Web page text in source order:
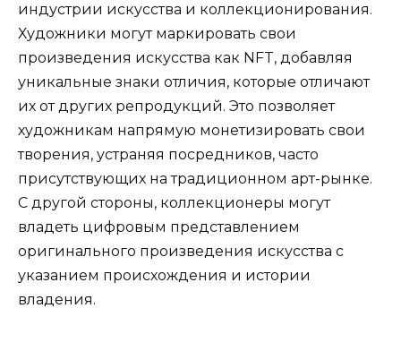
индустрии искусства и коллекционирования.
Художники могут маркировать свои
произведения искусства как NFT, добавляя
уникальные знаки отличия, которые отличают
их от других репродукций. Это позволяет
художникам напрямую монетизировать свои
творения, устраняя посредников, часто
присутствующих на традиционном арт-рынке.
С другой стороны, коллекционеры могут
владеть цифровым представлением
оригинального произведения искусства с
указанием происхождения и истории
владения.